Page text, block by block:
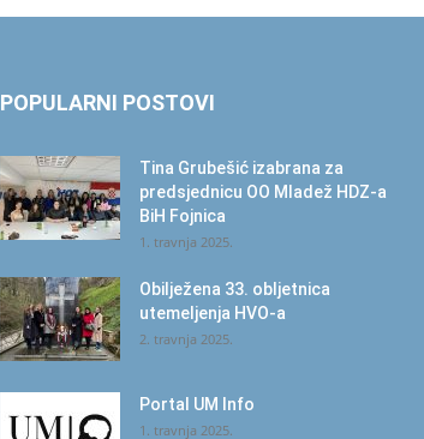
POPULARNI POSTOVI
Tina Grubešić izabrana za
predsjednicu OO Mladež HDZ-a
BiH Fojnica
1. travnja 2025.
Obilježena 33. obljetnica
utemeljenja HVO-a
2. travnja 2025.
Portal UM Info
1. travnja 2025.